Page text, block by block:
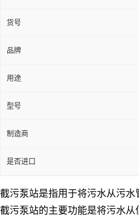
货号
品牌
用途
型号
制造商
是否进口
截污泵站是指用于将污水从污
截污泵站的主要功能是将污水